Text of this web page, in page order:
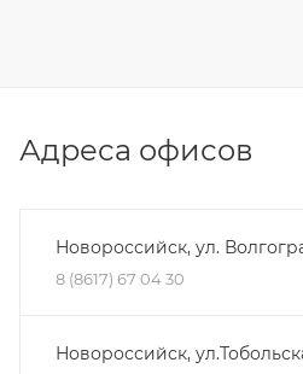
Адреса офисов
Новороссийск, ул.
8 (8617) 67 04 30
Новороссийск,